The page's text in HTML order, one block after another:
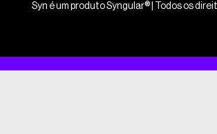
Syn é um produto Syngular® | Todos os